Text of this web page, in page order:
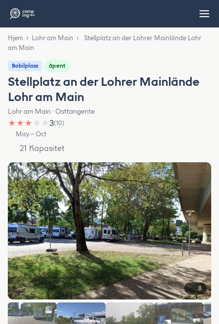
Hjem › Lohr am Main ›
Stellplatz an der Lohrer Mainlände Lohr
am Main
Bobilplass åpent
Stellplatz an der Lohrer Mainlände
Lohr am Main
Lohr am Main · Osttangente
★ ★ ★ ★ ★3(10)
May – Oct
21 Kapasitet
8